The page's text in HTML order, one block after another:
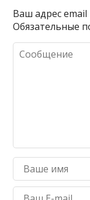
Ваш адрес email
Обязательные